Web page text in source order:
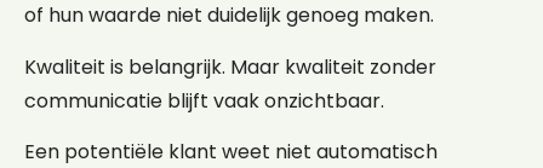
of hun waarde niet duidelijk genoeg maken.
Kwaliteit is belangrijk. Maar kwaliteit zonder
communicatie blijft vaak onzichtbaar.
Een potentiële klant weet niet automatisch